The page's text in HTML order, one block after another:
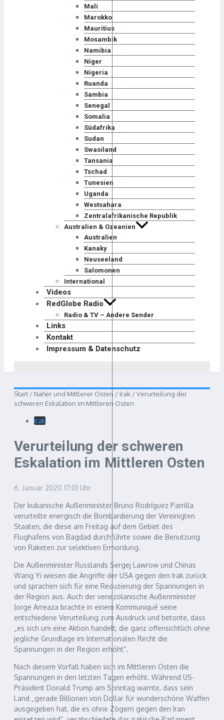
Mali
Marokko
Mauritius
Mosambik
Namibia
Niger
Nigeria
Ruanda
Sambia
Senegal
Somalia
Südafrika
Sudan
Swasiland
Tansania
Tschad
Tunesien
Uganda
Westsahara
Zentralafrikanische Republik
Australien & Ozeanien
Australien
Kanaky
Neuseeland
Salomonen
International
Videos
RedGlobe Radio
Radio & TV – Andere Sender
Links
Kontakt
Impressum & Datenschutz
Start / Naher und Mittlerer Osten / Irak /Verurteilung der
schweren Eskalation im Mittleren Osten
Irak
Verurteilung der schweren
Eskalation im Mittleren Osten
6. Januar 2020 17:01 Uhr
Der kubanische Außenminister Bruno Rodríguez Parrilla
verurteilte energisch die Bombardierung der Vereinigten
Staaten, die diese am Freitag auf dem Gebiet des
Flughafens von Bagdad durchführte sowie die Benutzung
von Raketen zur selektiven Ermordung.
Die Außenminister Russlands Sergej Lawrow und Chinas
Wang Yi wiesen die Angriffe der USA gegen den Irak zurück
und sprachen sich für eine Reduzierung der Spannungen in
der Region aus. Auch der venezolanische Außenminister
Jorge Arreaza brachte in einem Kommuniqué seine
entschiedene Verurteilung zum Ausdruck und betonte, dass
„es sich um eine Aktion handelt, die ganz offensichtlich ohne
jegliche Grundlage im Internationalen Recht die
Spannungen in der Region erhöht“.
Nach diesem Vorfall haben sich im Mittleren Osten die
Spannungen in den letzten Tagen erhöht. Während US-
Präsident Donald Trump am Sonntag warnte, dass sein
Land „gerade Billionen von Dollar für wunderschöne Waffen
ausgegeben hat, die es ohne Zögern gegen den Iran